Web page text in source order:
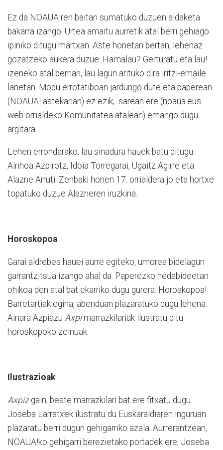
Ez da NOAUA!ren baitan sumatuko duzuen aldaketa
bakarra izango. Urtea amaitu aurretik atal berri gehiago
ipiniko ditugu martxan. Aste honetan bertan, lehenaz
gozatzeko aukera duzue. Hamalau? Gerturatu eta lau!
izeneko atal berrian, lau lagun arituko dira iritzi-emaile
lanetan. Modu errotatiboan jardungo dute eta paperean
(NOAUA! astekarian) ez ezik, sarean ere (noaua.eus
web orrialdeko Komunitatea atalean) emango dugu
argitara.
Lehen errondarako, lau sinadura hauek batu ditugu:
Ainhoa Azpirotz, Idoia Torregarai, Ugaitz Agirre eta
Alazne Arruti. Zenbaki honen 17. orrialdera jo eta hortxe
topatuko duzue Alazneren iruzkina.
Horoskopoa
Garai aldrebes hauei aurre egiteko, umorea bidelagun
garrantzitsua izango ahal da. Paperezko hedabideetan
ohikoa den atal bat ekarriko dugu gurera: Horoskopoa!
Barretartiak egina, abenduan plazaratuko dugu lehena.
Ainara Azpiazu Axpimarrazkilariak ilustratu ditu
horoskopoko zeinuak.
Ilustrazioak
Axpizgain, beste marrazkilari bat ere fitxatu dugu.
Joseba Larratxek ilustratu du Euskaraldiaren inguruan
plazaratu berri dugun gehigarriko azala. Aurrerantzean,
NOAUA!ko gehigarri berezietako portadek ere, Joseba